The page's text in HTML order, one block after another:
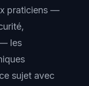
praticiens —
les
sujet avec